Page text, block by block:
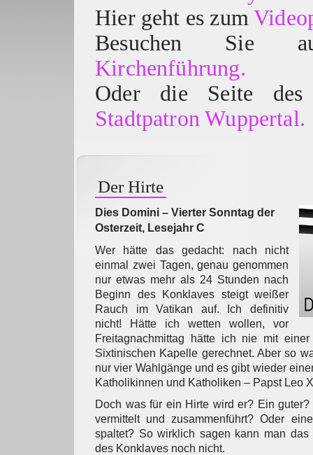
Hier geht es zum
Besuchen
Kirchenführung.
Oder die Seite des
Stadtpatron Wuppertal.
Der Hirte
Dies Domini – Vierter Sonntag der
Osterzeit, Lesejahr C
Wer hätte das gedacht: nach nicht
einmal zwei Tagen, genau genommen
nur etwas mehr als 24 Stunden nach
Beginn des Konklaves steigt weißer
Rauch im Vatikan auf. Ich definitiv
nicht! Hätte ich wetten wollen, vor
Freitagnachmittag hätte ich nie mit
Sixtinischen Kapelle gerechnet. Aber so
nur vier Wahlgänge und es gibt wieder
Katholikinnen und Katholiken – Papst Leo
Doch was für ein Hirte wird er? Ein
vermittelt und zusammenführt? Oder
spaltet? So wirklich sagen kann man
des Konklaves noch nicht.